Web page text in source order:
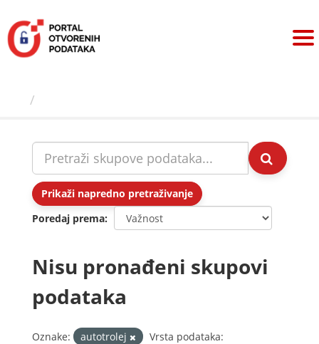
sadržaj
Prikaži napredno pretraživanje
Poredaj prema
Nisu pronađeni skupovi
podataka
Oznake: autotrolej
Vrsta podataka: